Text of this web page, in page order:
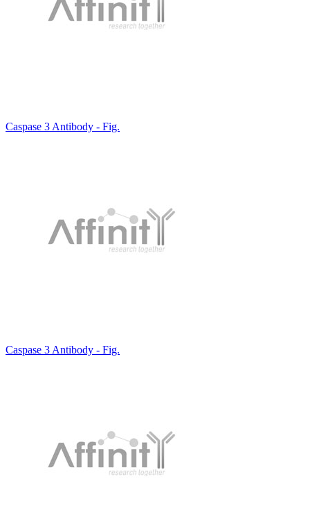
Caspase 3 Antibody - Fig.
Caspase 3 Antibody - Fig.